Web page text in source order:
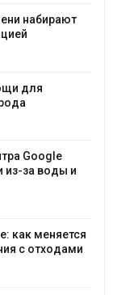
набирают
для
Google
из-за воды и
как меняется
с отходами